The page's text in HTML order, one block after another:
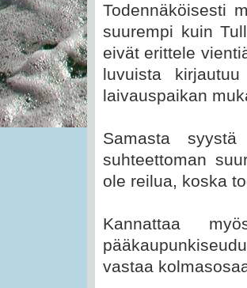
Todennäköisesti
suurempi kuin
eivät erittele
luvuista
laivauspaikan
Samasta
suhteettoman
ole reilua, koska
Kannattaa
vastaa